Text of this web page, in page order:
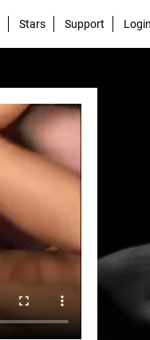
Stars Support Login